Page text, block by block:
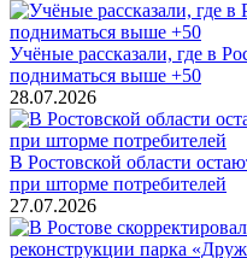
Учёные рассказали, где в
подниматься выше +50
28.07.2026
В Ростовской области
при шторме потребителей
27.07.2026